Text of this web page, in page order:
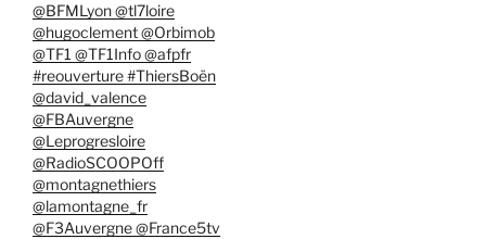
@BFMLyon @tl7loire
@hugoclement @Orbimob
@TF1 @TF1Info @afpfr
#reouverture #ThiersBoën
@david_valence
@FBAuvergne
@Leprogresloire
@RadioSCOOPOff
@montagnethiers
@lamontagne_fr
@F3Auvergne @France5tv